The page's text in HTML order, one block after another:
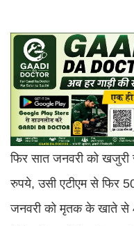
फिर सात जनवरी को खजुरी
रुपये, उसी एटीएम से फिर
जनवरी को मृतक के खाते से